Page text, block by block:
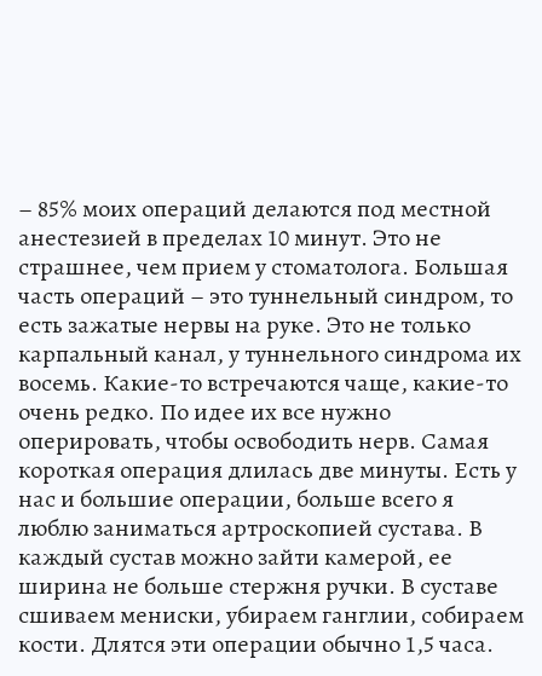
– 85% моих операций делаются под местной
анестезией в пределах 10 минут. Это не
страшнее, чем прием у стоматолога. Большая
часть операций – это туннельный синдром, то
есть зажатые нервы на руке. Это не только
карпальный канал, у туннельного синдрома их
восемь. Какие-то встречаются чаще, какие-то
очень редко. По идее их все нужно
оперировать, чтобы освободить нерв. Самая
короткая операция длилась две минуты. Есть у
нас и большие операции, больше всего я
люблю заниматься артроскопией сустава. В
каждый сустав можно зайти камерой, ее
ширина не больше стержня ручки. В суставе
сшиваем мениски, убираем ганглии, собираем
кости. Длятся эти операции обычно 1,5 часа.